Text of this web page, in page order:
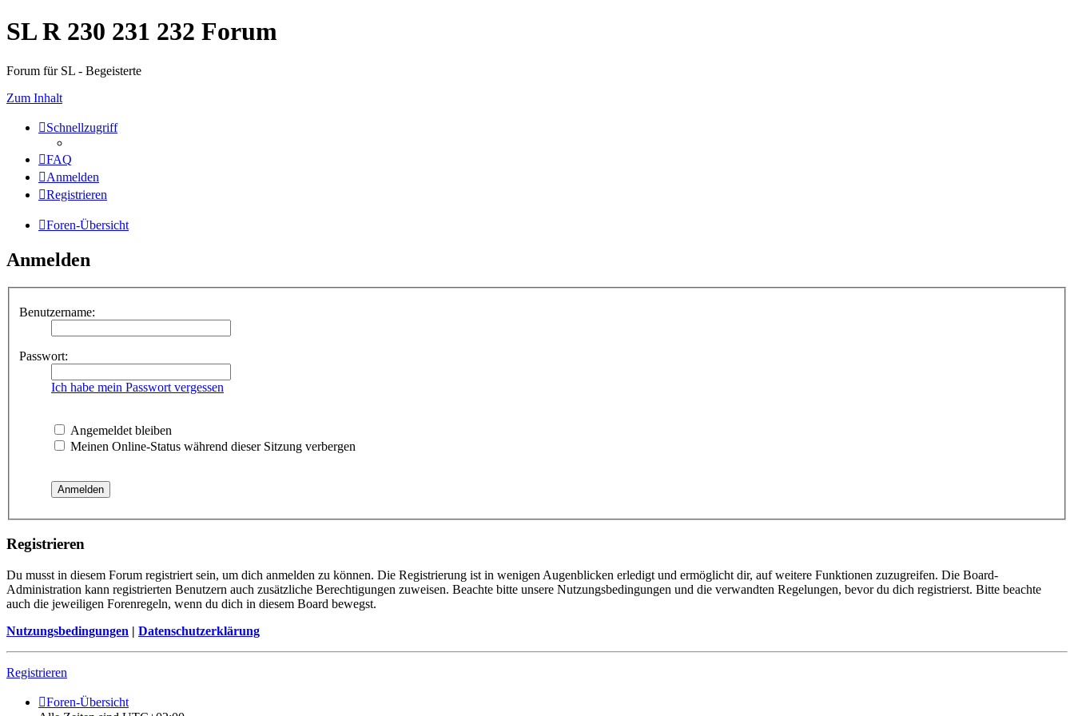
SL R 230 231 232 Forum
Forum für SL - Begeisterte
Zum Inhalt
Schnellzugriff
FAQ
Anmelden
Registrieren
Foren-Übersicht
Anmelden
Benutzername:
Passwort:
Ich habe mein Passwort vergessen
Angemeldet bleiben
Meinen Online-Status während dieser Sitzung verbergen
Registrieren
Du musst in diesem Forum registriert sein, um dich anmelden zu können. Die Registrierung ist in wenigen Augenblicken erledigt und ermöglicht dir, auf weitere Funktionen zuzugreifen. Die Board-
Administration kann registrierten Benutzern auch zusätzliche Berechtigungen zuweisen. Beachte bitte unsere Nutzungsbedingungen und die verwandten Regelungen, bevor du dich registrierst. Bitte beachte
auch die jeweiligen Forenregeln, wenn du dich in diesem Board bewegst.
Nutzungsbedingungen | Datenschutzerklärung
Registrieren
Foren-Übersicht